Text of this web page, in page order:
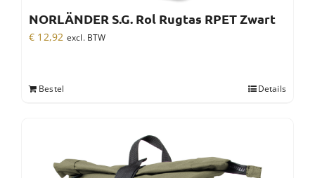
NORLÄNDER S.G. Rol Rugtas RPET Zwart
€ 12,92 excl. BTW
Bestel Details